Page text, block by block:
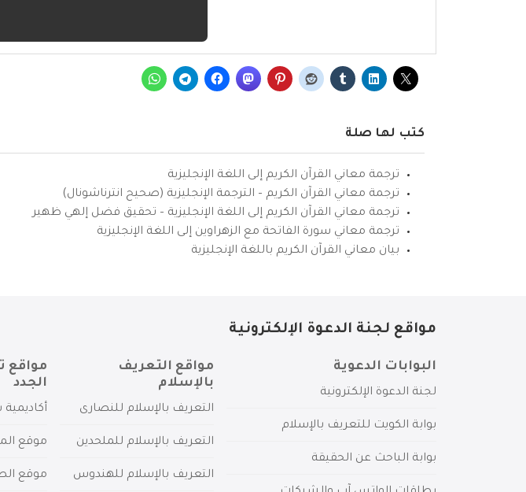
كتب لها صلة
ترجمة معاني القرآن الكريم إلى اللغة الإنجليزية
ترجمة معاني القرآن الكريم – الترجمة الإنجليزية (صحيح انترناشونال)
ترجمة معاني القرآن الكريم إلى اللغة الإنجليزية – تحقيق فضل إلهي ظهير
ترجمة معاني سورة الفاتحة مع الزهراوين إلى اللغة الإنجليزية
بيان معاني القرآن الكريم باللغة الإنجليزية
مواقع لجنة الدعوة الإلكترونية
البوابات الدعوية
لجنة الدعوة الإلكترونية
بوابة الكويت للتعريف بالإسلام
بوابة الباحث عن الحقيقة
مواقع التعريف
بالإسلام
التعريف بالإسلام للنصارى
التعريف بالإسلام للملحدين
التعريف بالإسلام للهندوس
مواقع
الجدد
موقع
موقع